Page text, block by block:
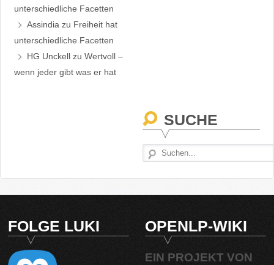
unterschiedliche Facetten
Assindia zu Freiheit hat
unterschiedliche Facetten
HG Unckell zuWertvoll –
wenn jeder gibt was er hat
SUCHE
FOLGE LUKI OPENLP-WIKI
EIN PROJEKT VON